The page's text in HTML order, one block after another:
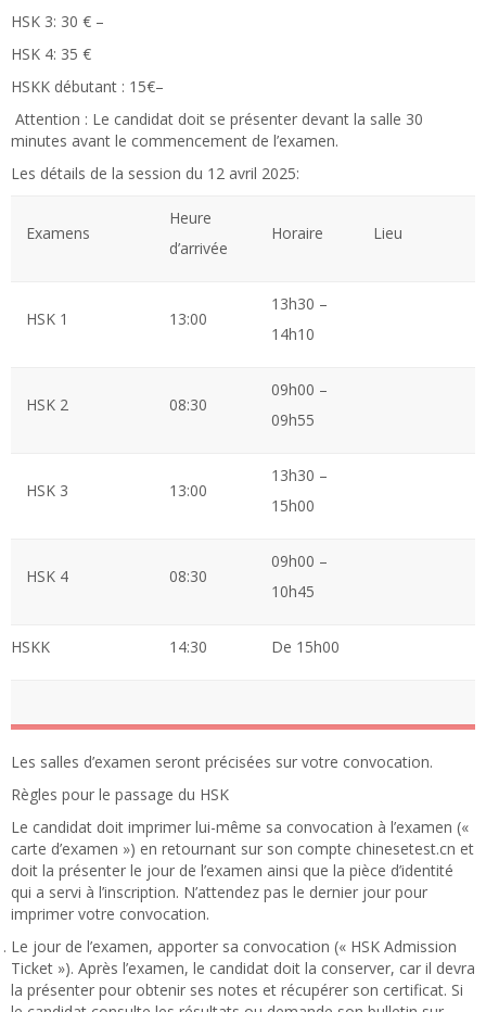
HSK 3: 30 € –
HSK 4: 35 €
HSKK débutant : 15€–
Attention : Le candidat doit se présenter devant la salle 30
minutes avant le commencement de l’examen.
Les détails de la session du 12 avril 2025:
Examens
Heure
d’arrivée
Horaire Lieu
HSK 1 13:00
13h30 –
14h10
HSK 2 08:30
09h00 –
09h55
HSK 3 13:00
13h30 –
15h00
HSK 4 08:30
09h00 –
10h45
HSKK 14:30 De 15h00
Les salles d’examen seront précisées sur votre convocation.
Règles pour le passage du HSK
Le candidat doit imprimer lui-même sa convocation à l’examen («
carte d’examen ») en retournant sur son compte chinesetest.cn et
doit la présenter le jour de l’examen ainsi que la pièce d’identité
qui a servi à l’inscription. N’attendez pas le dernier jour pour
imprimer votre convocation.
Le jour de l’examen, apporter sa convocation (« HSK Admission
Ticket »). Après l’examen, le candidat doit la conserver, car il devra
la présenter pour obtenir ses notes et récupérer son certificat. Si